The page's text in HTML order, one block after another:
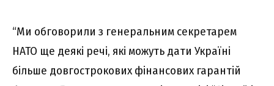
“Ми обговорили з генеральним секретарем
НАТО ще деякі речі, які можуть дати Україні
більше довгострокових фінансових гарантій